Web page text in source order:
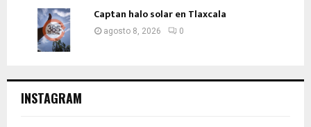
Captan halo solar en Tlaxcala
agosto 8, 2026 0
INSTAGRAM